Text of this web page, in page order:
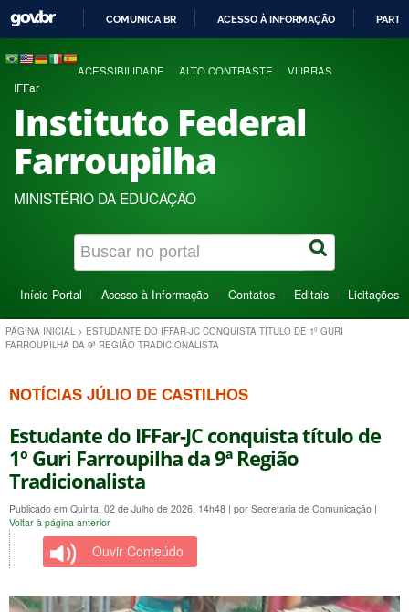
COMUNICA BR ACESSO À INFORMAÇÃO
ACESSIBILIDADE ALTO CONTRASTE VLIBRAS
IFFar
Instituto Federal
Farroupilha
MINISTÉRIO DA EDUCAÇÃO
Início Portal Acesso à Informação Contatos Editais Licitações
PÁGINA INICIAL > ESTUDANTE DO IFFAR-JC CONQUISTA TÍTULO DE 1º GURI
FARROUPILHA DA 9ª REGIÃO TRADICIONALISTA
NOTÍCIAS JÚLIO DE CASTILHOS
Estudante do IFFar-JC conquista título de
1º Guri Farroupilha da 9ª Região
Tradicionalista
Publicado em Quinta, 02 de Julho de 2026, 14h48 | por Secretaria de Comunicação |
Voltar à página anterior
Ouvir Conteúdo